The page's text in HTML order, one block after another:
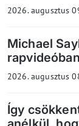
2026. augusztus
Michael
2026. augusztus
Így